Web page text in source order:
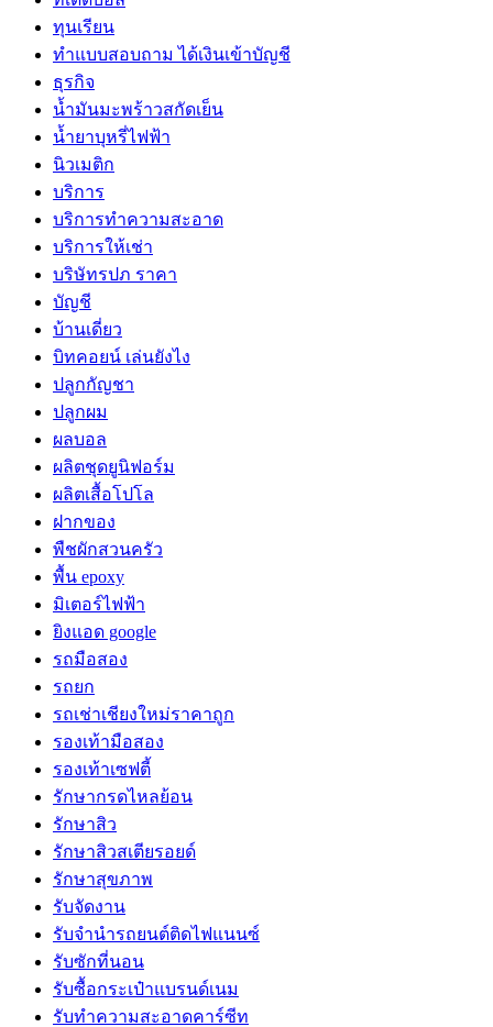
ทุนเรียน
ทําแบบสอบถาม ได้เงินเข้าบัญชี
ธุรกิจ
น้ำมันมะพร้าวสกัดเย็น
น้ำยาบุหรี่ไฟฟ้า
นิวเมติก
บริการ
บริการทำความสะอาด
บริการให้เช่า
บริษัทรปภ ราคา
บัญชี
บ้านเดี่ยว
บิทคอยน์ เล่นยังไง
ปลูกกัญชา
ปลูกผม
ผลบอล
ผลิตชุดยูนิฟอร์ม
ผลิตเสื้อโปโล
ฝากของ
พืชผักสวนครัว
พื้น epoxy
มิเตอร์ไฟฟ้า
ยิงแอด google
รถมือสอง
รถยก
รถเช่าเชียงใหม่ราคาถูก
รองเท้ามือสอง
รองเท้าเซฟตี้
รักษากรดไหลย้อน
รักษาสิว
รักษาสิวสเตียรอยด์
รักษาสุขภาพ
รับจัดงาน
รับจํานํารถยนต์ติดไฟแนนซ์
รับซักที่นอน
รับซื้อกระเป๋าแบรนด์เนม
รับทำความสะอาดคาร์ซีท